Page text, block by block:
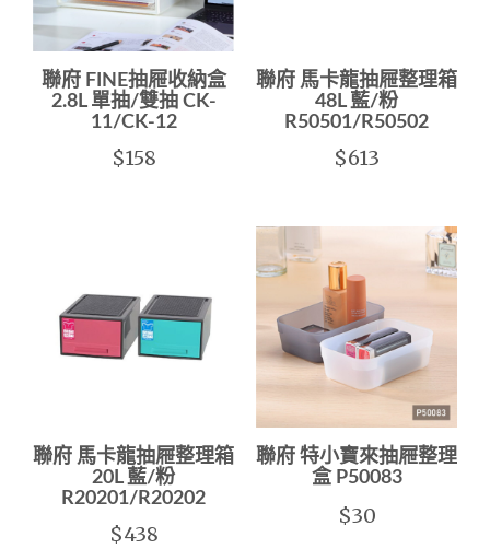
聯府 FINE抽屜收納盒
2.8L 單抽/雙抽 CK-
11/CK-12
$158
聯府 馬卡龍抽屜整理箱
48L 藍/粉
R50501/R50502
$613
聯府 馬卡龍抽屜整理箱
20L 藍/粉
R20201/R20202
$438
聯府 特小寶來抽屜整理
盒 P50083
$30